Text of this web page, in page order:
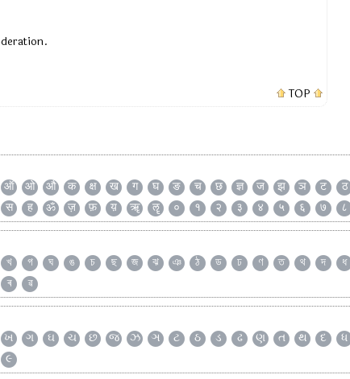
TOP
ऑ ओ औ क क्ष ख ग घ ङ च छ ज्ञ ज झ ञ ट ठ
स ह ॐ ज़ फ़ य़ ॠ ॡ ० १ २ ३ ४ ५ ६ ७ ८
খ গ ঘ ঙ চ ছ জ ঝ ঞ ঠ ড ঢ ণ ত থ দ ধ
ৰ ৱ
ખ ગ ઘ ચ છ જ ઝ ઞ ટ ઠ ડ ઢ ણ ત થ દ ધ
૯